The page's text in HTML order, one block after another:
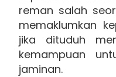
reman salah
memaklumkan
jika dituduh
kemampuan
jaminan.